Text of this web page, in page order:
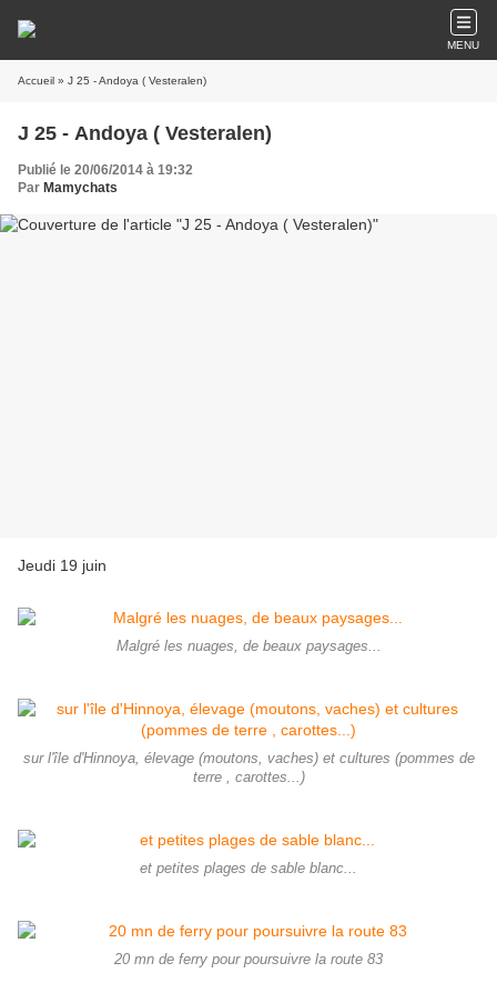
MENU
Accueil » J 25 - Andoya ( Vesteralen)
J 25 - Andoya ( Vesteralen)
Publié le 20/06/2014 à 19:32
Par Mamychats
Jeudi 19 juin
Malgré les nuages, de beaux paysages...
sur l'île d'Hinnoya, élevage (moutons, vaches) et cultures (pommes de
terre , carottes...)
et petites plages de sable blanc...
20 mn de ferry pour poursuivre la route 83